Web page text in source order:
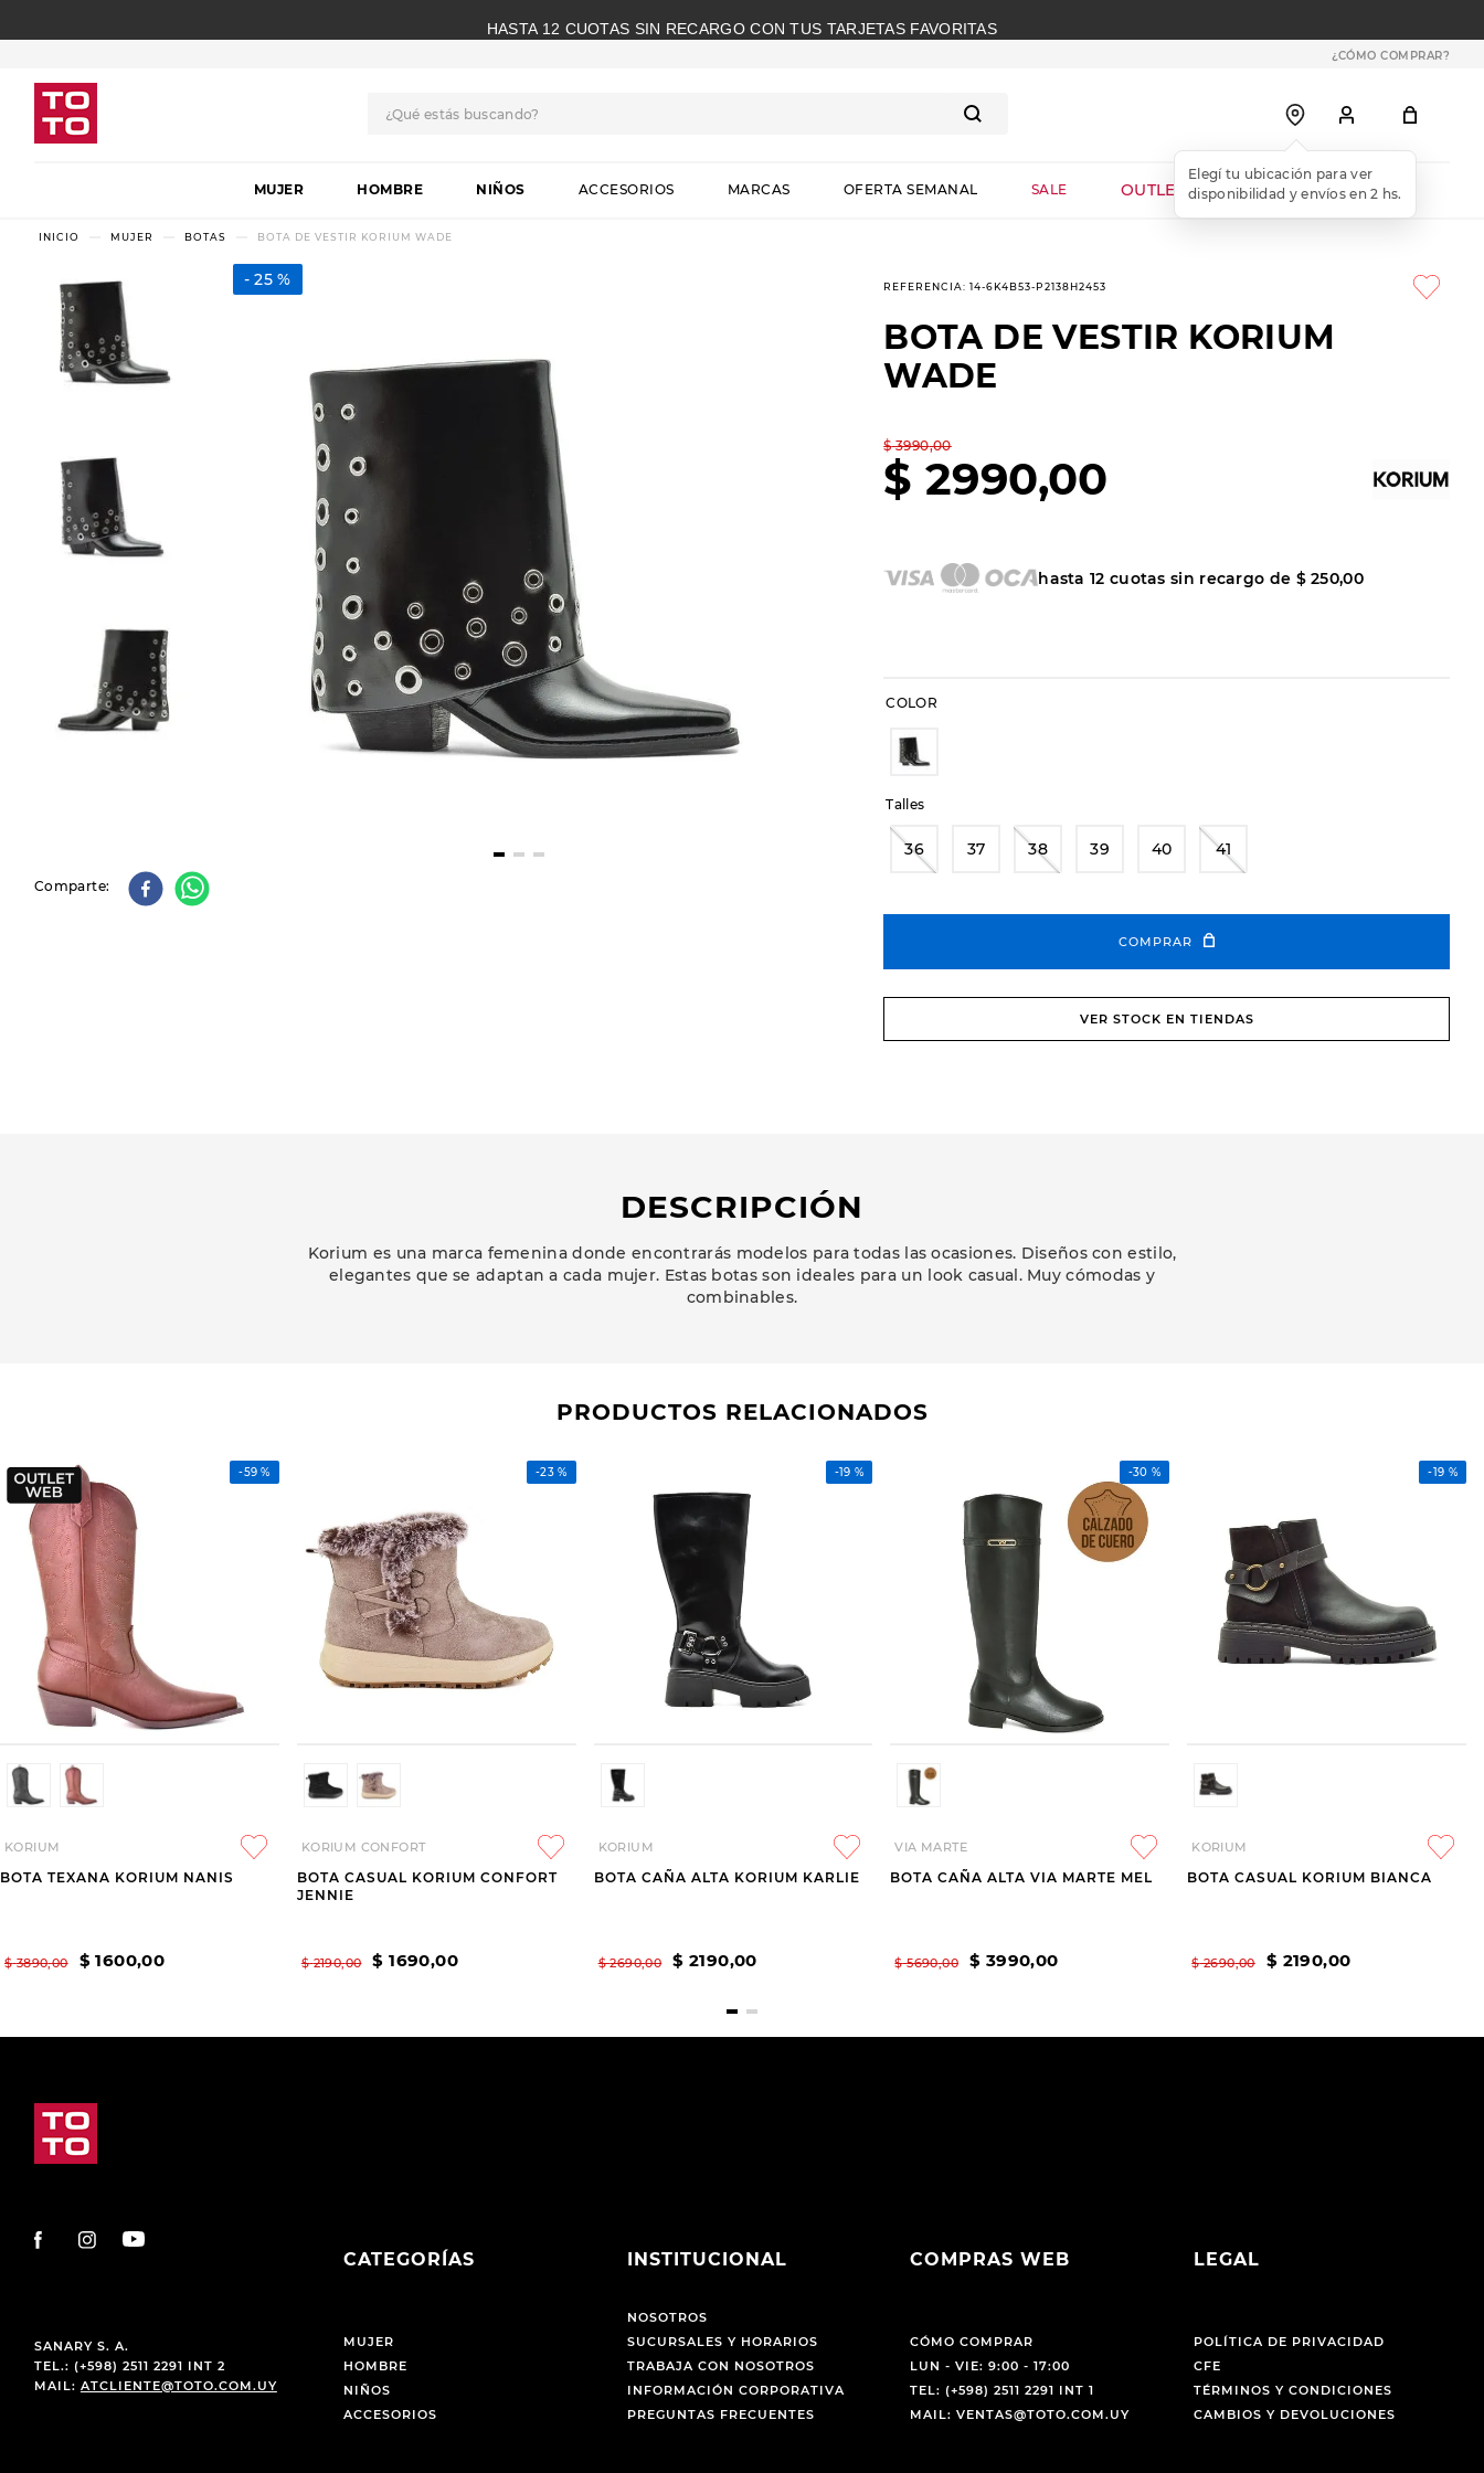
HASTA 12 CUOTAS SIN RECARGO CON TUS TARJETAS FAVORITAS
¿CÓMO COMPRAR?
MUJER HOMBRE NIÑOS ACCESORIOS MARCAS OFERTA SEMANAL SALE OUTLET WEB
MUJER BOTAS BOTA DE VESTIR KORIUM WADE
25 %
Comparte
REFERENCIA:14-6K4B53-P2138H2453
BOTA DE VESTIR KORIUM
WADE
$ 3990,00
$ 2990,00
hasta12 cuotas sin recargo de $ 250,00
COLOR
Talles
36 37 38 39 40 41
COMPRAR
VER STOCK EN TIENDAS
DESCRIPCIÓN
Korium es una marca femenina donde encontrarás modelos para todas las ocasiones. Diseños con estilo,
elegantes que se adaptan a cada mujer. Estas botas son ideales para un look casual. Muy cómodas y
combinables.
PRODUCTOS RELACIONADOS
-59 %
KORIUM
BOTA TEXANA KORIUM NANIS
$ 3890,00 $ 1600,00
-23 %
KORIUM CONFORT
BOTA CASUAL KORIUM CONFORT
JENNIE
$ 2190,00 $ 1690,00
-19 %
KORIUM
BOTA CAÑA ALTA KORIUM KARLIE
$ 2690,00 $ 2190,00
-30 %
VIA MARTE
BOTA CAÑA ALTA VIA MARTE MEL
$ 5690,00 $ 3990,00
-19 %
KORIUM
BOTA CASUAL KORIUM BIANCA
$ 2690,00 $ 2190,00
SANARY S. A.
TEL.: (+598) 2511 2291 INT 2
MAIL: ATCLIENTE@TOTO.COM.UY
CATEGORÍAS
MUJER
HOMBRE
NIÑOS
ACCESORIOS
INSTITUCIONAL
NOSOTROS
SUCURSALES Y HORARIOS
TRABAJA CON NOSOTROS
INFORMACIÓN CORPORATIVA
PREGUNTAS FRECUENTES
COMPRAS WEB
CÓMO COMPRAR
LUN - VIE: 9:00 - 17:00
TEL: (+598) 2511 2291 INT 1
MAIL: VENTAS@TOTO.COM.UY
LEGAL
POLÍTICA DE PRIVACIDAD
CFE
TÉRMINOS Y CONDICIONES
CAMBIOS Y DEVOLUCIONES
1.
botas
2 .
skechers
3.
sandalias
hitec
slip-ins